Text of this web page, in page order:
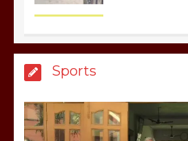
March 11, 2025
Sports